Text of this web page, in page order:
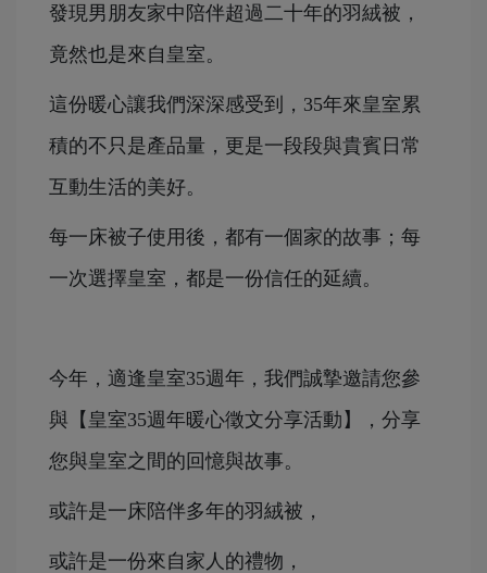
發現男朋友家中陪伴超過二十年的羽絨被，
竟然也是來自皇室。
這份暖心讓我們深深感受到，35年來皇室累
積的不只是產品量，更是一段段與貴賓日常
互動生活的美好。
每一床被子使用後，都有一個家的故事；每
一次選擇皇室，都是一份信任的延續。
今年，適逢皇室35週年，我們誠摯邀請您參
與【皇室35週年暖心徵文分享活動】，分享
您與皇室之間的回憶與故事。
或許是一床陪伴多年的羽絨被，
或許是一份來自家人的禮物，